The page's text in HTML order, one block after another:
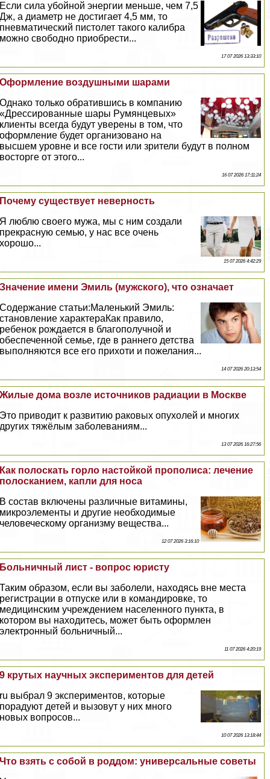
Если сила убойной энергии меньше, чем 7,5
Дж, а диаметр не достигает 4,5 мм, то
пневматический пистолет такого калибра
можно свободно приобрести...
17 07 2026 13:33:10
Оформление воздушными шарами
Однако только обратившись в компанию
«Дрессированные шары Румянцевых»
клиенты всегда будут уверены в том, что
оформление будет организовано на
высшем уровне и все гости или зрители будут в полном
восторге от этого...
16 07 2026 17:11:24
Почему существует неверность
Я люблю своего мужа, мы с ним создали
прекрасную семью, у нас все очень
хорошо...
15 07 2026 4:42:29
Значение имени Эмиль (мужского), что означает
Содержание статьи:Маленький Эмиль:
становление хаpaктераКак правило,
ребенок рождается в благополучной и
обеспеченной семье, где в раннего детства
выполняются все его прихоти и пожелания...
14 07 2026 20:13:54
Жилые дома возле источников радиации в Москве
Это приводит к развитию paковых опухолей и многих
других тяжёлым заболеваниям...
13 07 2026 16:27:56
Как полоскать горло настойкой прополиса: лечение
полосканием, капли для носа
В состав включены различные витамины,
микроэлементы и другие необходимые
человеческому организму вещества...
12 07 2026 3:16:10
Больничный лист - вопрос юристу
Таким образом, если вы заболели, находясь вне места
регистрации в отпуске или в комaндировке, то
медицинским учреждением населенного пункта, в
котором вы находитесь, может быть оформлен
электронный больничный...
11 07 2026 4:20:19
9 крутых научных экспериментов для детей
ru выбрал 9 экспериментов, которые
порадуют детей и вызовут у них много
новых вопросов...
10 07 2026 13:18:44
Что взять с собой в роддом: универсальные советы